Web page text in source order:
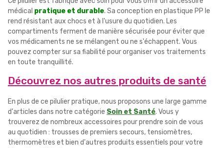
médical pratique et durable. Sa conception en plastique PP le
rend résistant aux chocs et à l'usure du quotidien. Les
compartiments ferment de manière sécurisée pour éviter que
vos médicaments ne se mélangent ou ne s'échappent. Vous
pouvez compter sur sa fiabilité pour organiser vos traitements
en toute tranquillité.
Découvrez nos autres produits de santé
En plus de ce pilulier pratique, nous proposons une large gamme
d'articles dans notre catégorie Soin et Santé. Vous y
trouverez de nombreux accessoires pour prendre soin de vous
au quotidien : trousses de premiers secours, tensiomètres,
thermomètres et bien d'autres produits essentiels pour votre